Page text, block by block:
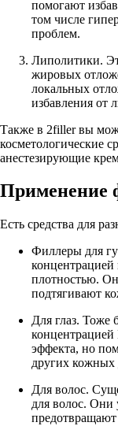
помогают
том числе
проблем.
Липолитики.
жировых
локальных
избавления от
Также в 2filler вы
косметологические
анестезирующие
Применение
Есть средства для
Филлеры для
плотностью.
подтягивают
Для глаз. Тоже
эффекта, но
других кожных
Для волос.
для волос. Они